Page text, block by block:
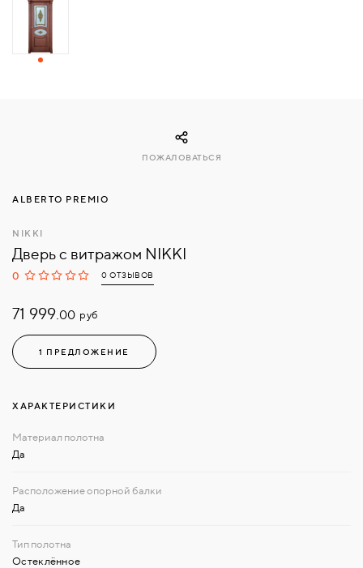
СВЯЗАТЬСЯ
ALBERTO PREMIO
NIKKI
Дверь с витражом NIKKI
0 0 ОТЗЫВОВ
71 999.00 руб
1 ПРЕДЛОЖЕНИЕ
ПОЖАЛОВАТЬСЯ
ХАРАКТЕРИСТИКИ
Да
Да
Остеклённое